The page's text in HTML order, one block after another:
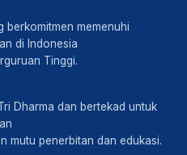
berkomitmen memenuhi
di Indonesia
Tinggi.
Dharma dan bertekad untuk
mutu penerbitan dan edukasi.